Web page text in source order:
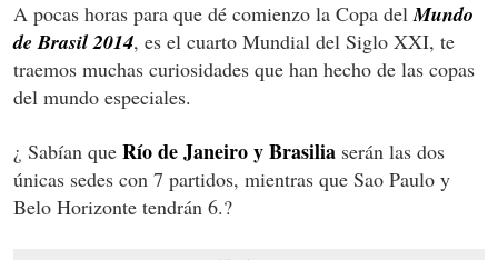
A pocas horas para que dé comienzo la Copa del Mundo
de Brasil 2014, es el cuarto Mundial del Siglo XXI, te
traemos muchas curiosidades que han hecho de las copas
del mundo especiales.
¿ Sabían que Río de Janeiro y Brasilia serán las dos
únicas sedes con 7 partidos, mientras que Sao Paulo y
Belo Horizonte tendrán 6.?